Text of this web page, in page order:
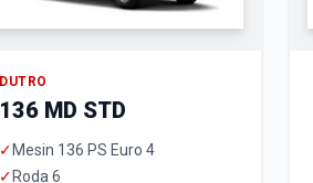
DUTRO
136 MD STD
✓ Mesin 136 PS Euro 4
✓ Roda 6